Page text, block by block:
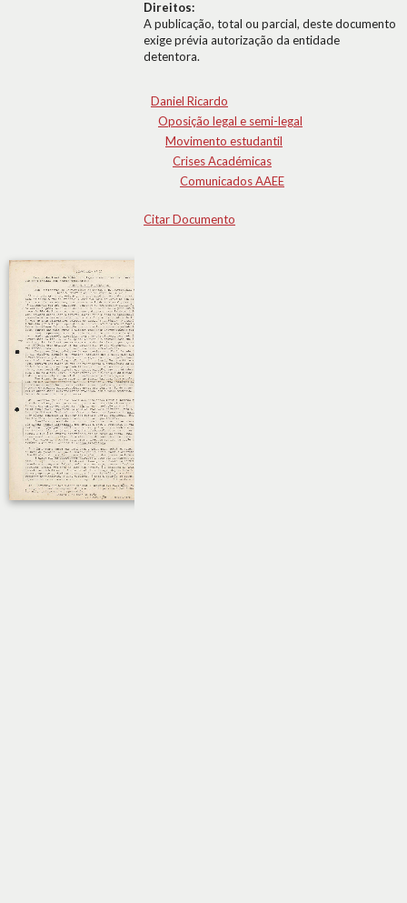
Direitos:
A publicação, total ou parcial, deste documento
exige prévia autorização da entidade
detentora.
Daniel Ricardo
Oposição legal e semi-legal
Movimento estudantil
Crises Académicas
Comunicados AAEE
Citar Documento